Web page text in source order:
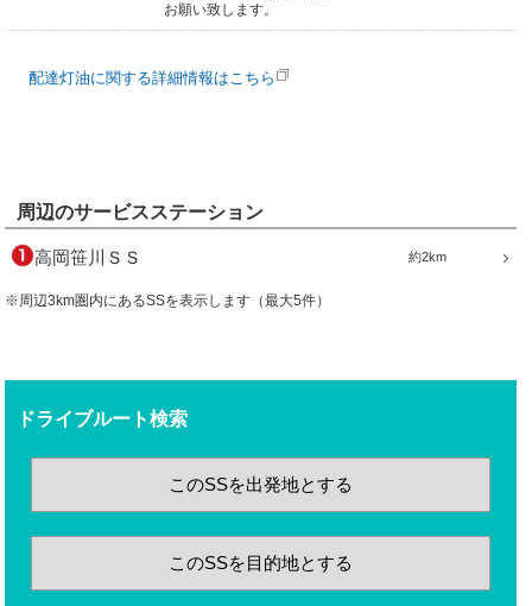
お願い致します。
配達灯油に関する詳細情報はこちら
周辺のサービスステーション
約2km
高岡笹川ＳＳ
※周辺3km圏内にあるSSを表示します（最大5件）
ドライブルート検索
このSSを出発地とする
このSSを目的地とする